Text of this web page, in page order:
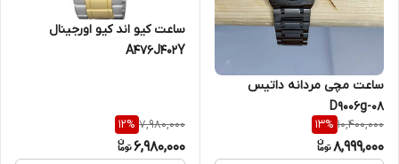
ساعت مچی مردانه داتیس
D9006g-08
10,400,000
13%
8,999,000
ساعت کیو اند کیو اورجینال
A476J402Y
7,980,000
12%
6,980,000